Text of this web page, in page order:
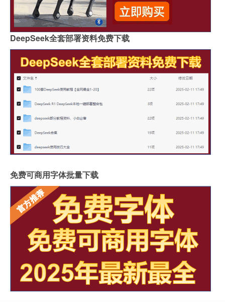
DeepSeek全套部署资料免费下载
免费可商用字体批量下载